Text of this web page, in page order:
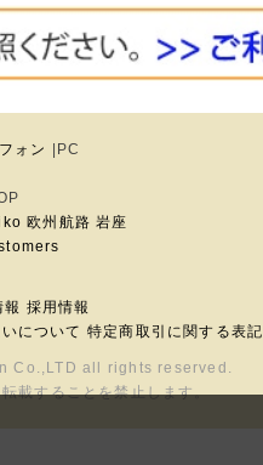
ォン |PC
欧州航路 岩座
報 採用情報
について 特定商取引に関する表記
Co.,LTD all rights reserved.
載することを禁止します。